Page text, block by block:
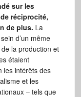
sur les
réciprocité,
de plus. La
d’un même
la production et
étaient
les intérêts des
et les
– tels que